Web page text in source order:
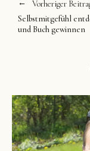
Vorheriger
Selbstmitgefühl
und Buch gewinnen